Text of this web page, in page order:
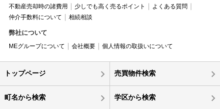
不動産売却時の諸費用
少しでも高く売るポイント
よくある質問
仲介手数料について
相続相談
弊社について
MEグループについて 会社概要 個人情報の取扱いについて
トップページ 売買物件検索
町名から検索 学区から検索